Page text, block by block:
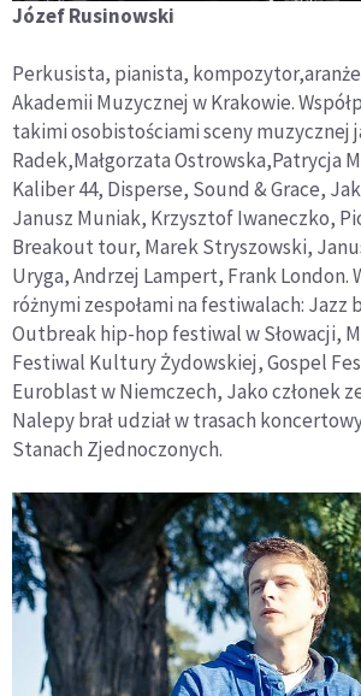
Józef Rusinowski
Perkusista, pianista,
Akademii Muzycznej w Krakowie.
takimi osobistościami sceny muzycznej
Radek,Małgorzata Ostrowska,Patrycja
Kaliber 44, Disperse, Sound & Grace,
Janusz Muniak, Krzysztof Iwaneczko,
Breakout tour, Marek Stryszowski,
Uryga, Andrzej Lampert, Frank London.
różnymi zespołami na festiwalach: Jazz
Outbreak hip-hop festiwal w Słowacji,
Festiwal Kultury Żydowskiej, Gospel
Euroblast w Niemczech, Jako członek
Nalepy brał udział w trasach
Stanach Zjednoczonych.